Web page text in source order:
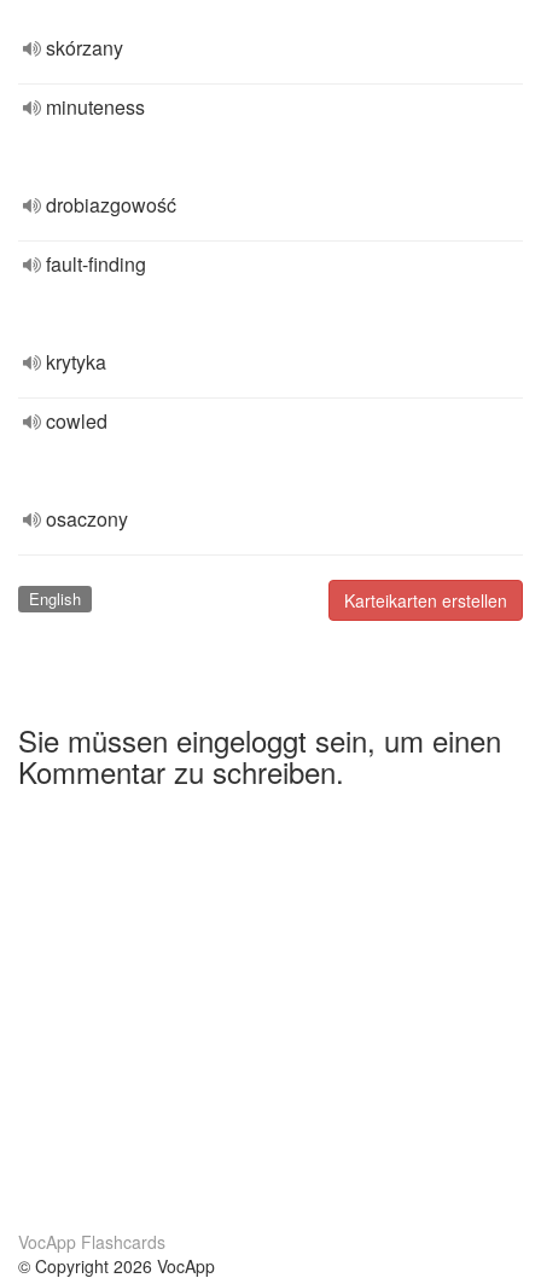
skórzany
minuteness
drobiazgowość
fault-finding
krytyka
cowled
osaczony
Karteikarten erstellen
English
Sie müssen eingeloggt sein, um einen
Kommentar zu schreiben.
VocApp Flashcards
© Copyright 2026 VocApp